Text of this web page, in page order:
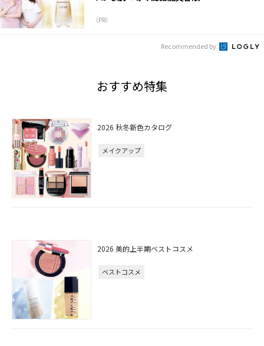
（PR）
Recommended by
おすすめ特集
2026 秋冬新色カタログ
メイクアップ
2026 美的上半期ベストコスメ
ベストコスメ